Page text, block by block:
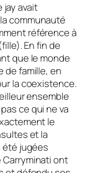
jay avait
communauté
référence à
En fin de
que le monde
de famille, en
la coexistence.
ensemble
ce qui ne va
le
et la
été jugées
Carryminati ont